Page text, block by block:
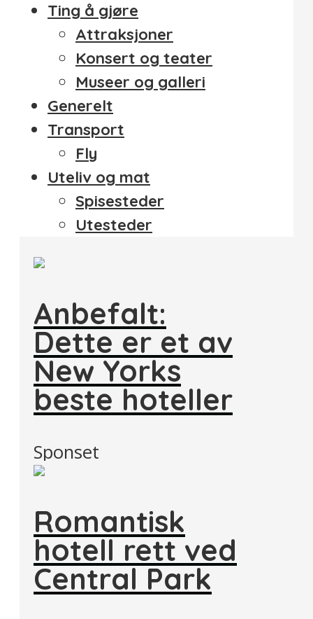
Ting å gjøre
Attraksjoner
Konsert og teater
Museer og galleri
Generelt
Transport
Fly
Uteliv og mat
Spisesteder
Utesteder
Anbefalt:
Dette er et av
New Yorks
beste hoteller
Sponset
Romantisk
hotell rett ved
Central Park